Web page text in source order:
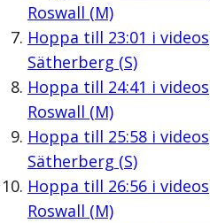
Roswall (M)
Hoppa till 23:01 i
Sätherberg (S)
Hoppa till 24:41 i
Roswall (M)
Hoppa till 25:58i
Sätherberg (S)
Hoppa till 26:56i
Roswall (M)